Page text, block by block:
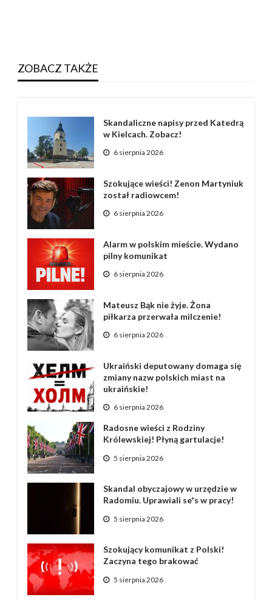
ZOBACZ TAKŻE
Skandaliczne napisy przed Katedrą
w Kielcach. Zobacz!
6 sierpnia 2026
Szokujące wieści! Zenon Martyniuk
został radiowcem!
6 sierpnia 2026
Alarm w polskim mieście. Wydano
pilny komunikat
6 sierpnia 2026
Mateusz Bąk nie żyje. Żona
piłkarza przerwała milczenie!
6 sierpnia 2026
Ukraiński deputowany domaga się
zmiany nazw polskich miast na
ukraińskie!
6 sierpnia 2026
Radosne wieści z Rodziny
Królewskiej! Płyną gartulacje!
5 sierpnia 2026
Skandal obyczajowy w urzędzie w
Radomiu. Uprawiali se*s w pracy!
5 sierpnia 2026
Szokujący komunikat z Polski!
Zaczyna tego brakować
5 sierpnia 2026